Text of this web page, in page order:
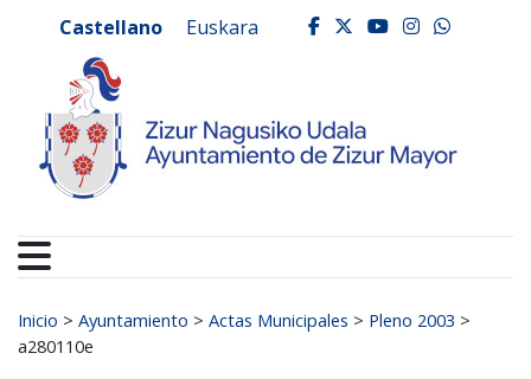
Ayuntamiento de
Castellano Euskara facebook
twitter
youtube
Buscar:
Inicio > Ayuntamiento > Actas Municipales > Pleno 2003 >
a280110e